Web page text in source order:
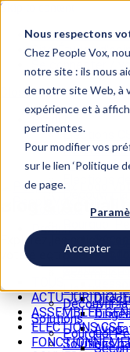
Nous respectons
Chez People Vox,
notre site : ils nous
de notre site Web, à
expérience et à
pertinentes.
Pour modifier vos
sur le lien ‘Politique
de page.
Accepter
Skip to content
📞 +33 5 82 95
Site Études
Se connecter /
Close
Produit
Elections
Référendum
Assemblée
Solutions
Solutions
Produit
Elections
Référendum
Elections
Découvrir
Solutions
Pourquoi
Blog &
Explorez les articles
vote électronique et
ACTU JURIDIQUE
ASSEMBLÉE
ELECTIONS CSE